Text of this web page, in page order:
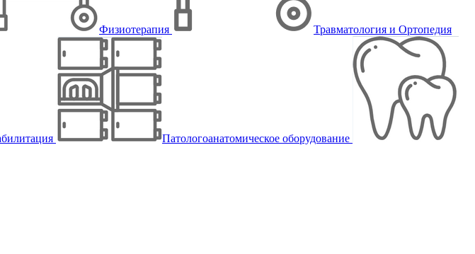
Физиотерапия Травматология и Ортопедия
Патологоанатомическое оборудование